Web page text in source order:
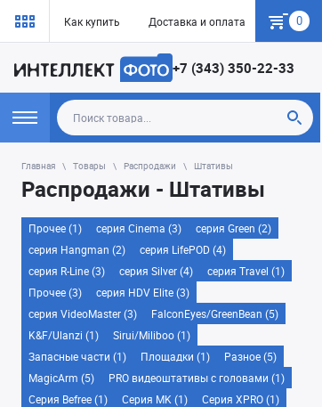
Как купить Доставка и оплата Гарантия
0
+7 (343) 350-22-33
Главная Товары Распродажи Штативы
Распродажи - Штативы
Прочее (1) серия Cinema (3)
серия Green (2)
серия Hangman (2)
серия LifePOD (4)
серия R-Line (3)
серия Silver (4)
серия Travel (1)
Прочее (3)
серия HDV Elite (3)
серия VideoMaster (3)
FalconEyes/GreenBean (5)
K&F/Ulanzi (1)
Sirui/Miliboo (1)
Запасные части (1)
Площадки (1)
Разное (5)
MagicArm (5)
PRO видеоштативы с головами (1)
Серия Befree (1)
Серия MK (1)
Серия XPRO (1)